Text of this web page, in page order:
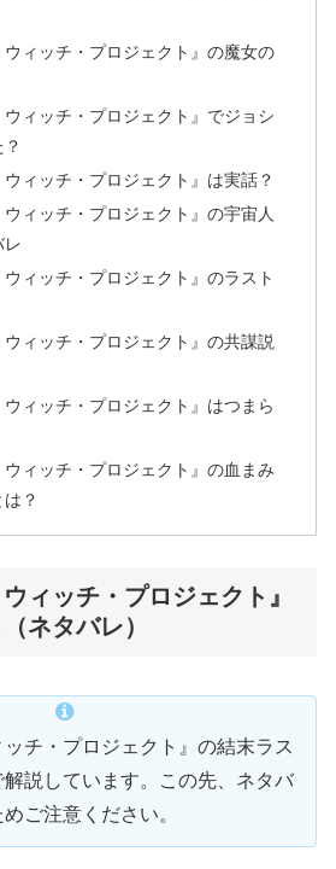
ィッチ・プロジェクト』の魔女の
ィッチ・プロジェクト』でジョシ
ィッチ・プロジェクト』は実話？
ィッチ・プロジェクト』の宇宙人
レ
ィッチ・プロジェクト』のラスト
ィッチ・プロジェクト』の共謀説
ィッチ・プロジェクト』はつまら
ィッチ・プロジェクト』の血まみ
？
ィッチ・プロジェクト』
ネタバレ）
チ・プロジェクト』の結末ラス
解説しています。この先、ネタバ
ご注意ください。